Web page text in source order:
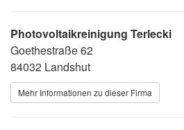
Photovoltaikreinigung Terlecki
Goethestraße 62
84032 Landshut
Mehr Informationen zu dieser Firma